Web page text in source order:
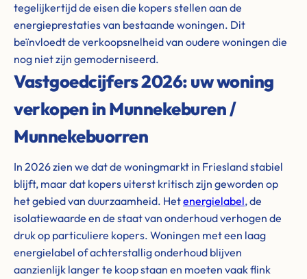
tegelijkertijd de eisen die kopers stellen aan de
energieprestaties van bestaande woningen. Dit
beïnvloedt de verkoopsnelheid van oudere woningen die
nog niet zijn gemoderniseerd.
Vastgoedcijfers 2026: uw woning
verkopen in Munnekeburen /
Munnekebuorren
In 2026 zien we dat de woningmarkt in Friesland stabiel
blijft, maar dat kopers uiterst kritisch zijn geworden op
het gebied van duurzaamheid. Hetenergielabel, de
isolatiewaarde en de staat van onderhoud verhogen de
druk op particuliere kopers. Woningen met een laag
energielabel of achterstallig onderhoud blijven
aanzienlijk langer te koop staan en moeten vaak flink